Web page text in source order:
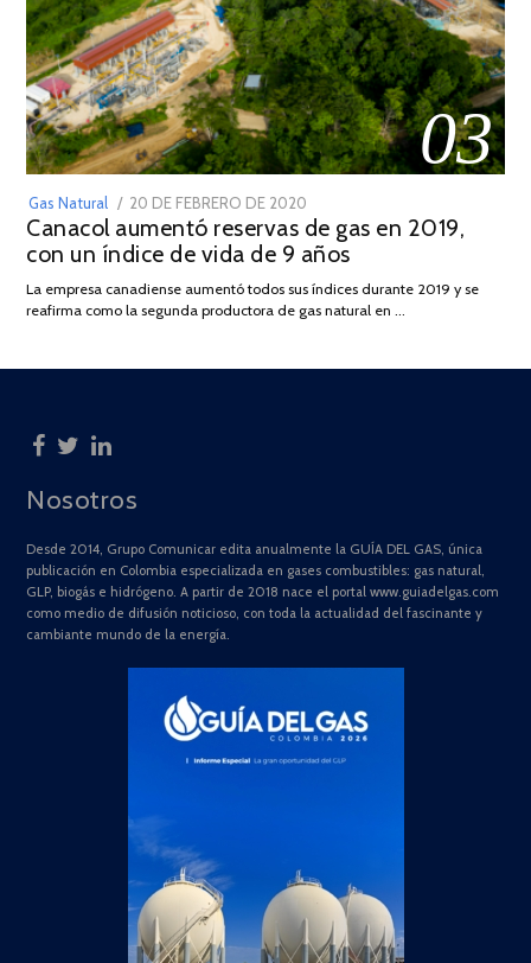
03
Gas Natural
POSTED
ON
20 DE FEBRERO DE 2020
DE
JULIO
2025
Canacol aumentó reservas de gas en 2019,
con un índice de vida de 9 años
La empresa canadiense aumentó todos sus índices durante 2019 y se
reafirma como la segunda productora de gas natural en …
Nosotros
Desde 2014, Grupo Comunicar edita anualmente la GUÍA DEL GAS, única
publicación en Colombia especializada en gases combustibles: gas natural,
GLP, biogás e hidrógeno. A partir de 2018 nace el portal www.guiadelgas.com
como medio de difusión noticioso, con toda la actualidad del fascinante y
cambiante mundo de la energía.